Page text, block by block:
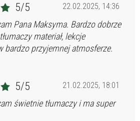
22.02.2025, 14:36
5/5
Pana Maksyma. Bardzo dobrze
materiał, lekcje
bardzo przyjemnej atmosferze.
21.02.2025, 18:01
5/5
świetnie tłumaczy i ma super